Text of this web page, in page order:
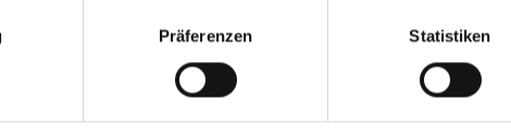
Präferenzen Statistiken